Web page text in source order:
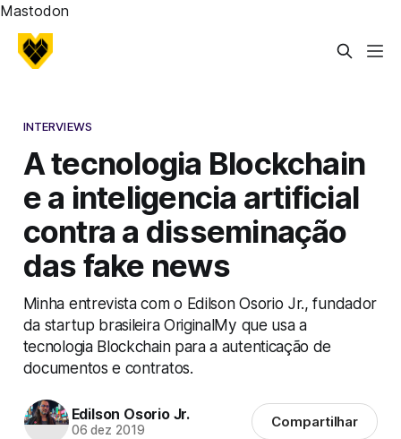
Mastodon
INTERVIEWS
A tecnologia Blockchain
e a inteligencia artificial
contra a disseminação
das fake news
Minha entrevista com o Edilson Osorio Jr., fundador
da startup brasileira OriginalMy que usa a
tecnologia Blockchain para a autenticação de
documentos e contratos.
Edilson Osorio Jr.
06 dez 2019 Compartilhar